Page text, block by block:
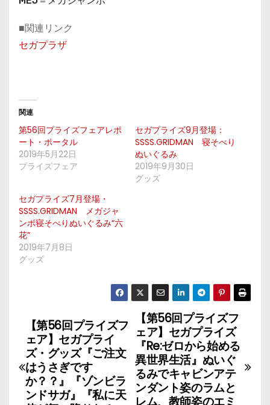
■関連リンク
セガプラザ
関連
第56回プライズフェアレポ
ート・ポータル
2019年5月22日
プライズフェア
セガプライズ9月登場：
SSSS.GRIDMAN 寝そべり
ぬいぐるみ
2019年9月30日
グッズ
セガプライズ7月登場・
SSSS.GRIDMAN メガジャ
ンボ寝そべりぬいぐるみ“六
花”
2019年7月8日
グッズ
投
稿
ナ
ビ
【第56回プライズフ
ェア】セガプライズ
『Re:ゼロから始める
異世界生活』ぬいぐ
るみでキャビンアテ
ンダント姿のラムと
【第56回プライズフ
ェア】セガプライ
ズ・グッズ『ご注文
はうさぎです
か？？』『ゾンビラ
ンドサガ』『私に天